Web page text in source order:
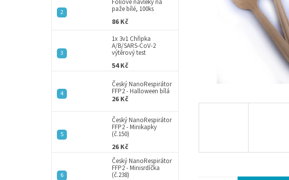
paže bílé, 100ks
86 Kč
1x 3v1 Chřipka
A/B/SARS-CoV-2
výtěrový test
54 Kč
Český NanoRespirátor
FFP2 - Halloween bílá
26 Kč
Český NanoRespirátor
FFP2 - Minikapky
(č.150)
26 Kč
Český NanoRespirátor
FFP2 - Minisrdíčka
(č.238)